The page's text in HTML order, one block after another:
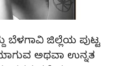
ಬೆಳಗಾವಿ ಜಿಲ್ಲೆಯ ಪುಟ್ಟ
ಅಥವಾ ಉನ್ನತ